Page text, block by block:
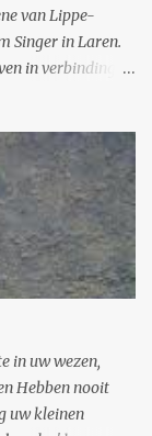
van Lippe-
Singer in Laren.
in verbinding
vrouwtjesvink
de hei bij Laren
Ook oefende
duurzaam
Biesterfeld,
Ik ben bang
wegzette als een
Ze richtte de
in uw wezen,
Hebben nooit
uw kleinen